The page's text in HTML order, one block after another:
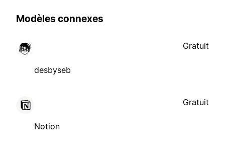
Modèles connexes
desbyseb
Gratuit
Notion
Gratuit